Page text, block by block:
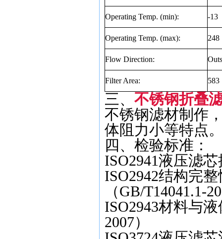
Operating Temp. (min): -13
Operating Temp. (max): 248
Flow Direction:
Filter Area: 583
三、 不锈钢折叠
不锈钢滤材制作
体阻力小等特点
四、检验标准：
ISO2941液压滤
ISO2942结构完
（GB/T14041.1-
ISO2943材料与
2007）